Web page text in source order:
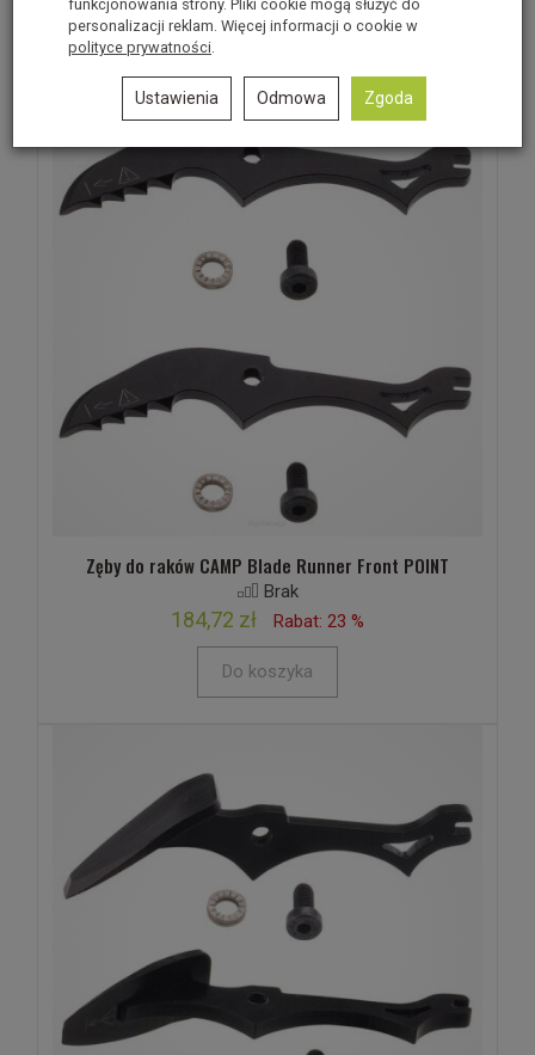
Polecane produkty
Zęby do raków CAMP Blade Runner Front POINT
Brak
184,72 zł Rabat: 23 %
Do koszyka
funkcjonowania strony. Pliki cookie mogą służyć do
personalizacji reklam. Więcej informacji o cookie w
polityce prywatności
Ustawienia Odmowa Zgoda